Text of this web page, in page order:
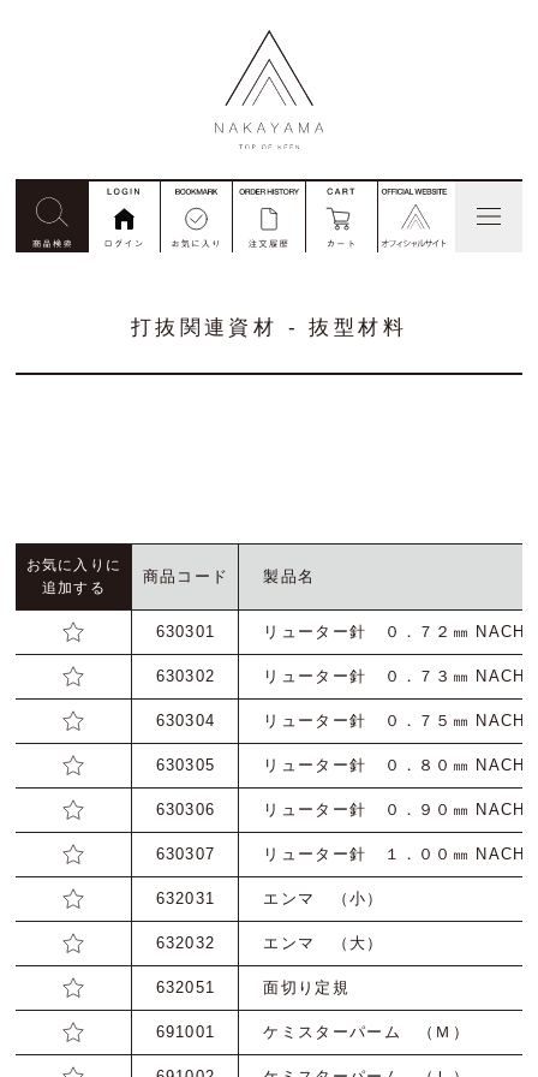
お問い合わせ
会社概要
見積依頼
コード番号注文
トムソン刃（切刃）
トムソン（罫・ミシン・リード等）
丸刃
機械
打抜関連資材
打抜関連資材 - 抜型材料
お気に入りに
追加する
商品コード 製品名
630301 リューター針 ０．７２㎜ NACHi
630302 リューター針 ０．７３㎜ NACHi
630304 リューター針 ０．７５㎜ NACHi
630305 リューター針 ０．８０㎜ NACHi
630306 リューター針 ０．９０㎜ NACHi
630307 リューター針 １．００㎜ NACHi
632031 エンマ （小
632032 エンマ （大
632051 面切り定規
691001 ケミスターパーム （Ｍ）